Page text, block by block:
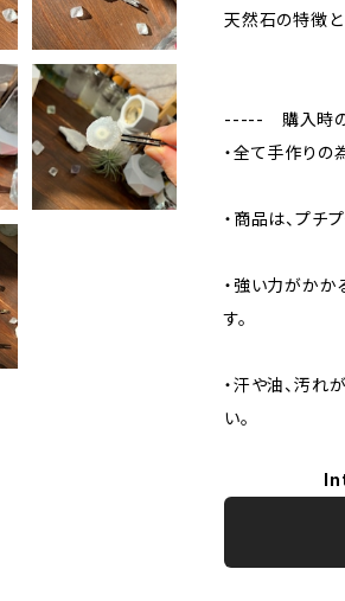
天然石の特徴と
----- 購入時
・全て手作りの
・商品は、プチ
・強い力がかか
す。
・汗や油、汚れ
い。